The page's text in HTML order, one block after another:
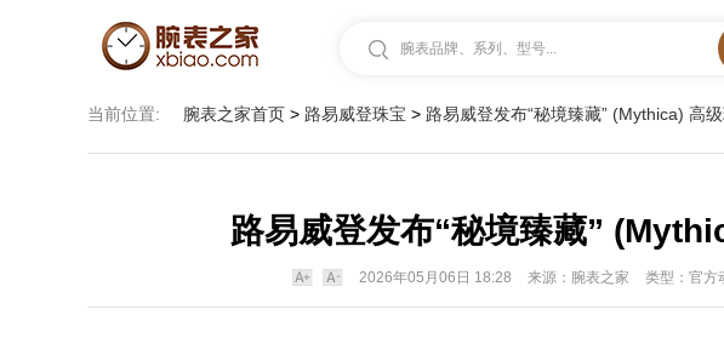
腕表品牌、系列、型号...
当前位置: 腕表之家首页 > 路易威登珠宝 > 路易威登发布“秘境臻藏” (Mythica) 高
路易威登发布“秘境臻藏”
2026年05月06日 18:28 来源：腕表之家 类型：官方